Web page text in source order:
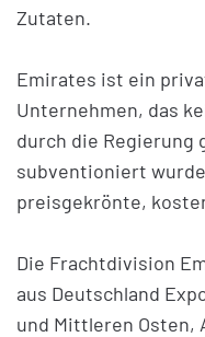
Zutaten.
Emirates ist ein
Unternehmen, das
durch die Regierung
subventioniert
preisgekrönte,
Die Frachtdivision
aus Deutschland
und Mittleren Osten,